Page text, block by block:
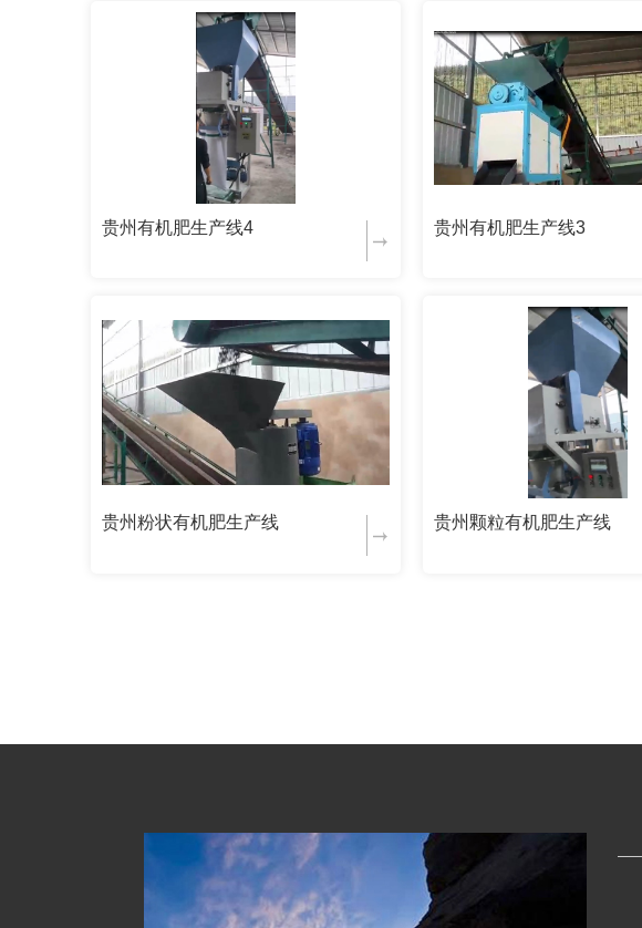
贵州有机肥生产线4 贵州有机肥生产线3
贵州粉状有机肥生产线 贵州颗粒有机肥生产线